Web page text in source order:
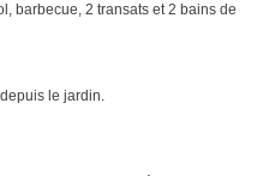
barbecue, 2 transats et 2 bains de
le jardin.